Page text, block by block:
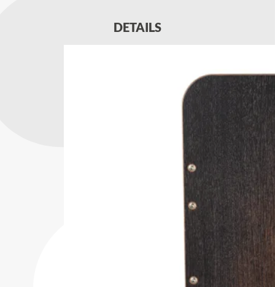
DETAILS